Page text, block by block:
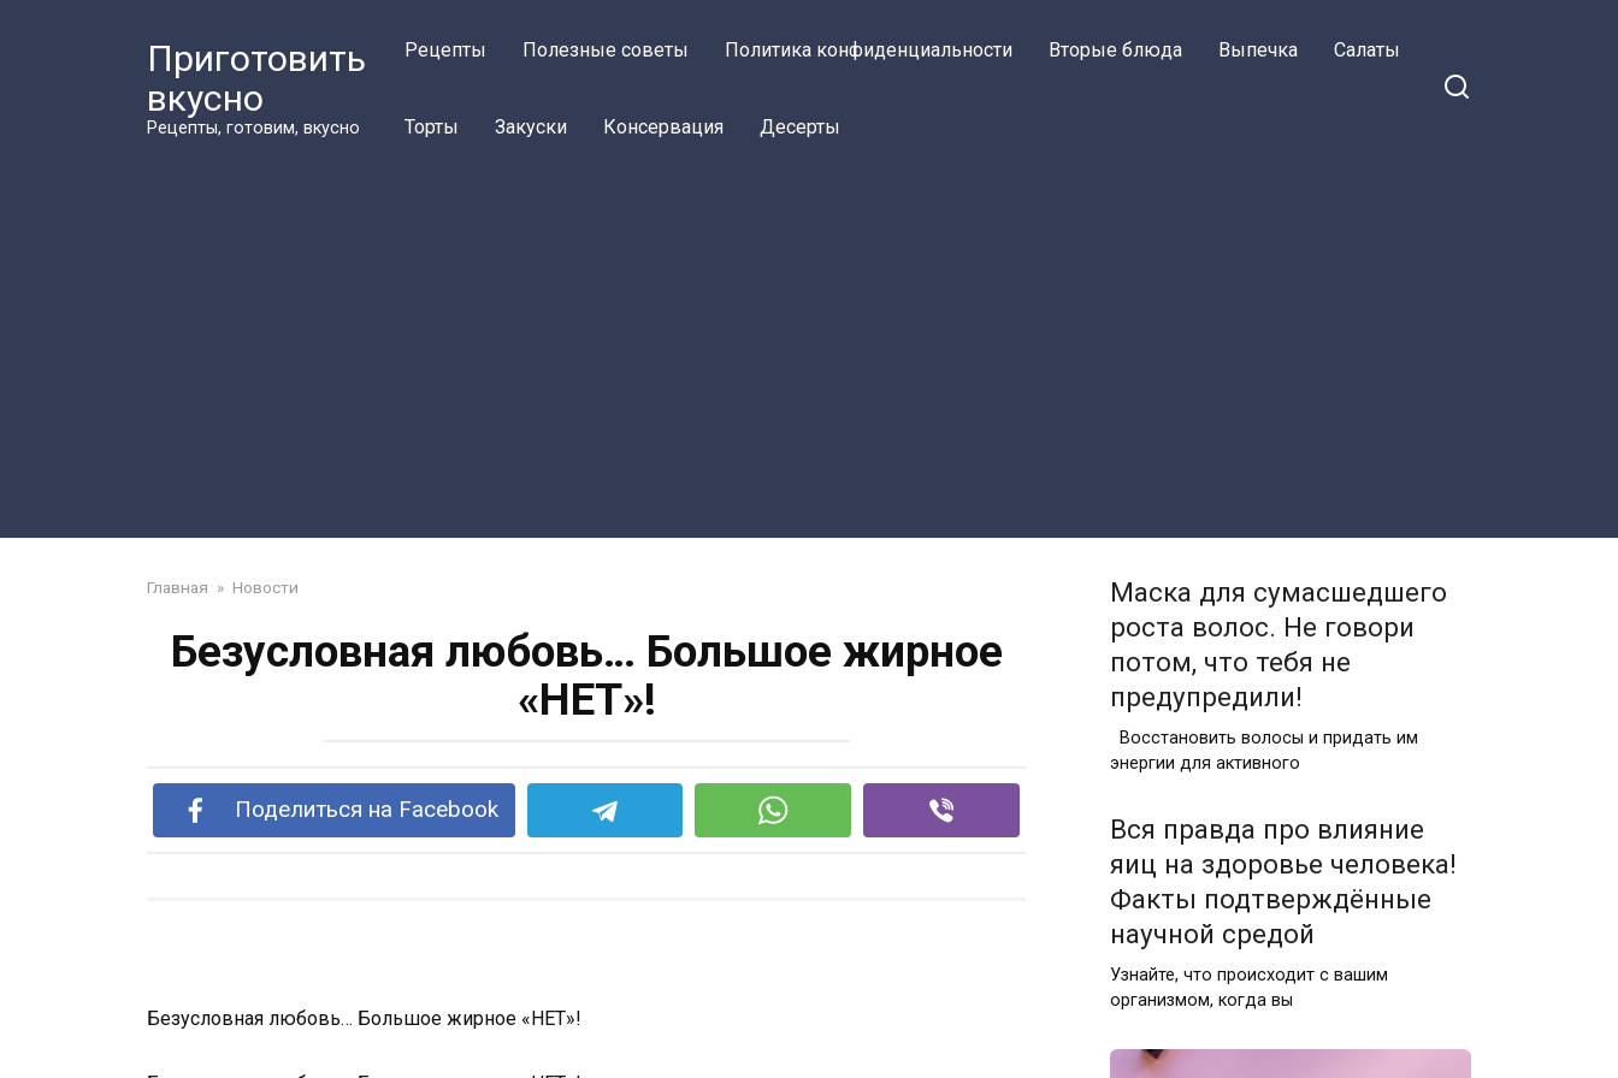
Приготовить
вкусно
Рецепты, готовим, вкусно
Рецепты Полезные советы Политика конфиденциальности Вторые блюда Выпечка Салаты
Торты Закуски Консервация Десерты
Главная » Новости
Безусловная любовь… Большое жирное
«НЕТ»!
Поделиться на Facebook
Безусловная любовь… Большое жирное «НЕТ»!
Маска для сумасшедшего
роста волос. Не говори
потом, что тебя не
предупредили!
Восстановить волосы и придать им
энергии для активного
Вся правда про влияние
яиц на здоровье человека!
Факты подтверждённые
научной средой
Узнайте, что происходит с вашим
организмом, когда вы